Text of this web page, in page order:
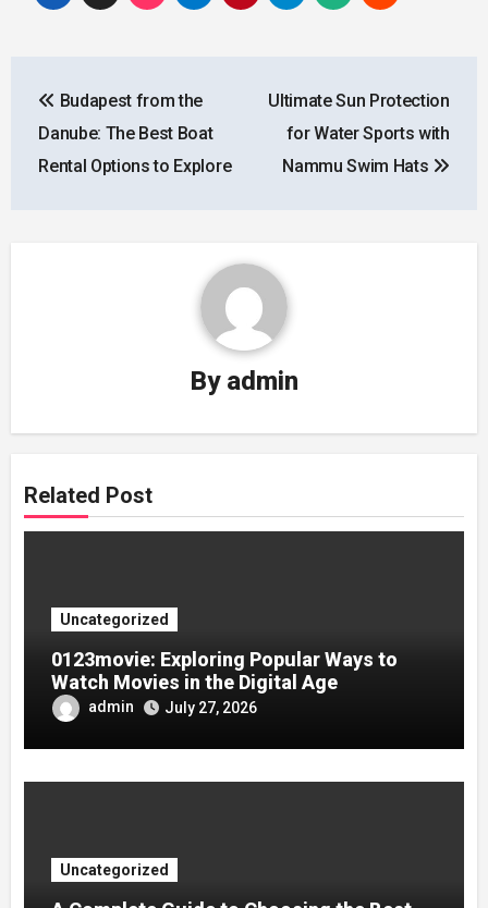
navigation
Budapest from the
Danube: The Best Boat
Rental Options to Explore
Ultimate Sun Protection
for Water Sports with
Nammu Swim Hats
By admin
Related Post
Uncategorized
0123movie: Exploring Popular Ways to
Watch Movies in the Digital Age
admin July 27, 2026
Uncategorized